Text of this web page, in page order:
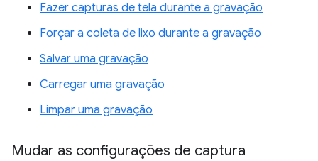
Fazer capturas de tela durante a gravação
Forçar a coleta de lixo durante a gravação
Salvar uma gravação
Carregar uma gravação
Limpar uma gravação
Mudar as configurações de captura